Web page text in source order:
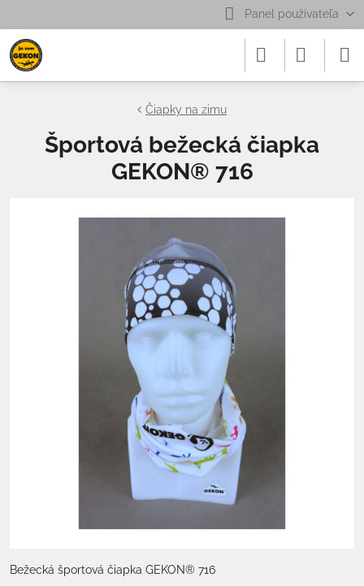
Panel používateľa
Čiapky na zimu
Športová bežecká čiapka
GEKON® 716
Bežecká športová čiapka GEKON® 716